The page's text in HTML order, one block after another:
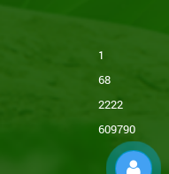
1
68
2222
609790